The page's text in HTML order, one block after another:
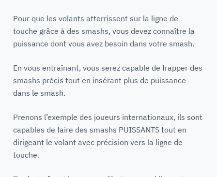
Pour que les volants atterrissent sur la ligne de
touche grâce à des smashs, vous devez connaître la
puissance dont vous avez besoin dans votre smash.
En vous entraînant, vous serez capable de frapper des
smashs précis tout en insérant plus de puissance
dans le smash.
Prenons l’exemple des joueurs internationaux, ils sont
capables de faire des smashs PUISSANTS tout en
dirigeant le volant avec précision vers la ligne de
touche.